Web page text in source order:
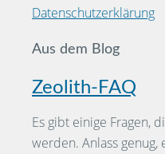
Datenschutzerklärung
Aus dem Blog
Zeolith-FAQ
Es gibt einige Fragen,
werden. Anlass genug,